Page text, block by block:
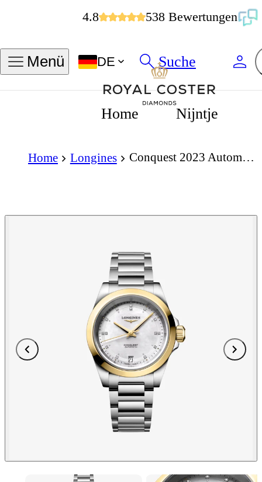
4.8 538 Bewertungen
Menü DE Suche
Home Nijntje
Home Longines